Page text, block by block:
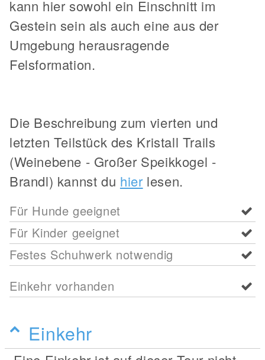
kann hier sowohl ein Einschnitt im
Gestein sein als auch eine aus der
Umgebung herausragende
Felsformation.
Die Beschreibung zum vierten und
letzten Teilstück des Kristall Trails
(Weinebene - Großer Speikkogel -
Brandl) kannst du hier lesen.
Für Hunde geeignet
Für Kinder geeignet
Festes Schuhwerk notwendig
Einkehr vorhanden
Einkehr